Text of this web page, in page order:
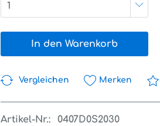
1
In den Warenkorb
Vergleichen Merken
Artikel-Nr.: 0407D0S2030